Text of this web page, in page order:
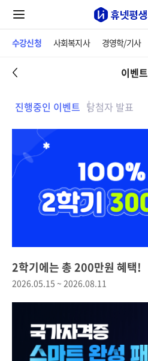
수강신청 사회복지사 경영학/기사
이벤트
진행중인 이벤트 당첨자 발표
2학기에는 총 200만원 혜택!
2026.05.15 ~ 2026.08.11